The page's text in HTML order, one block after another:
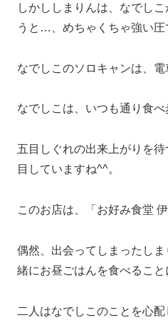
しかししまりんは、なでし
うと…、めちゃくちゃ強い圧
なでしこのソロキャンは、電
なでしこは、いつも通り食べ
五目しぐれの出来上がりを
目していますね^^。
このお店は、「お好み食堂
偶然、出会ってしまったし
緒にお昼ごはんを食べること
二人はなでしこのことを心